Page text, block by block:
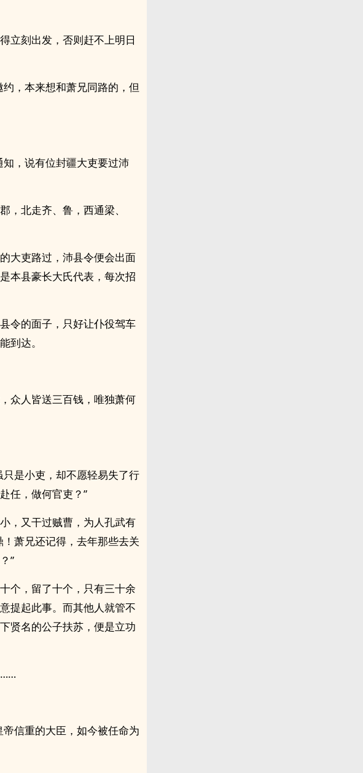
立刻出发，否则赶不上明日
，本来想和萧兄同路的，但
，说有位封疆大吏要过沛
，北走齐、鲁，西通梁、
大吏路过，沛县令便会出面
本县豪长大氏代表，每次招
令的面子，只好让仆役驾车
到达。
众人皆送三百钱，唯独萧何
是小吏，却不愿轻易失了行
任，做何官吏？”
，又干过贼曹，为人孔武有
萧兄还记得，去年那些去关
”
个，留了十个，只有三十余
提起此事。而其他人就管不
贤名的公子扶苏，便是立功
……
信重的大臣，如今被任命为